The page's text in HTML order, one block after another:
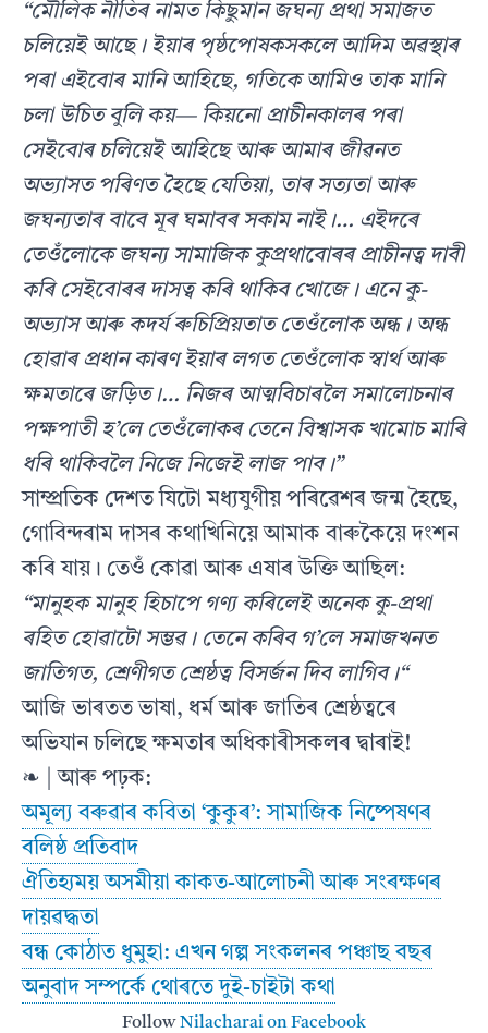
“মৌলিক নীতিৰ নামত কিছুমান জঘন্য প্ৰথা সমাজত
চলিয়েই আছে। ইয়াৰ পৃষ্ঠপোষকসকলে আদিম অৱস্থাৰ
পৰা এইবোৰ মানি আহিছে, গতিকে আমিও তাক মানি
চলা উচিত বুলি কয়— কিয়নো প্ৰাচীনকালৰ পৰা
সেইবোৰ চলিয়েই আহিছে আৰু আমাৰ জীৱনত
অভ্যাসত পৰিণত হৈছে যেতিয়া, তাৰ সত্যতা আৰু
জঘন্যতাৰ বাবে মূৰ ঘমাবৰ সকাম নাই।… এইদৰে
তেওঁলোকে জঘন্য সামাজিক কুপ্ৰথাবোৰৰ প্ৰাচীনত্ব দাবী
কৰি সেইবোৰৰ দাসত্ব কৰি থাকিব খোজে। এনে কু-
অভ্যাস আৰু কদৰ্য ৰুচিপ্ৰিয়তাত তেওঁলোক অন্ধ। অন্ধ
হোৱাৰ প্ৰধান কাৰণ ইয়াৰ লগত তেওঁলোক স্বাৰ্থ আৰু
ক্ষমতাৰে জড়িত।… নিজৰ আত্মবিচাৰলৈ সমালোচনাৰ
পক্ষপাতী হ’লে তেওঁলোকৰ তেনে বিশ্বাসক খামোচ মাৰি
ধৰি থাকিবলৈ নিজে নিজেই লাজ পাব।”
সাম্প্ৰতিক দেশত যিটো মধ্যযুগীয় পৰিৱেশৰ জন্ম হৈছে,
গোবিন্দৰাম দাসৰ কথাখিনিয়ে আমাক বাৰুকৈয়ে দংশন
কৰি যায়। তেওঁ কোৱা আৰু এষাৰ উক্তি আছিল:
“মানুহক মানুহ হিচাপে গণ্য কৰিলেই অনেক কু-প্ৰথা
ৰহিত হোৱাটো সম্ভৱ। তেনে কৰিব গ’লে সমাজখনত
জাতিগত, শ্ৰেণীগত শ্ৰেষ্ঠত্ব বিসৰ্জন দিব লাগিব।“
আজি ভাৰতত ভাষা, ধৰ্ম আৰু জাতিৰ শ্ৰেষ্ঠত্বৰে
অভিযান চলিছে ক্ষমতাৰ অধিকাৰীসকলৰ দ্বাৰাই!
❧ | আৰু পঢ়ক:
অমূল্য বৰুৱাৰ কবিতা ‘কুকুৰ’: সামাজিক নিষ্পেষণৰ
বলিষ্ঠ প্ৰতিবাদ
ঐতিহ্যময় অসমীয়া কাকত-আলোচনী আৰু সংৰক্ষণৰ
দায়ৱদ্ধতা
বন্ধ কোঠাত ধুমুহা: এখন গল্প সংকলনৰ পঞ্চাছ বছৰ
অনুবাদ সম্পর্কে থোৰতে দুই-চাইটা কথা
FollowNilacharai on Facebook